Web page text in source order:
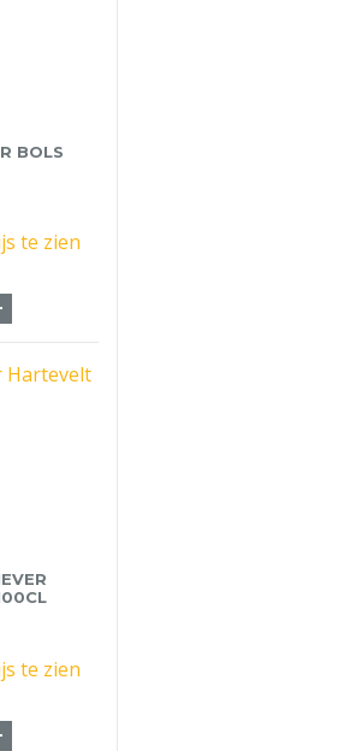
BOLS
te zien
Jenever Bols 100cl aantal
te zien
Jenever Hartevelt 100cl aantal